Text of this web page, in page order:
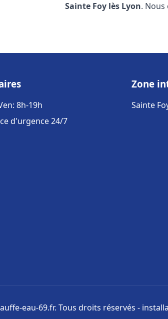
Sainte Foy lès Lyon.
8h-19h
d'urgence 24/7
Zone
Sainte
eau-69.fr. Tous droits réservés -